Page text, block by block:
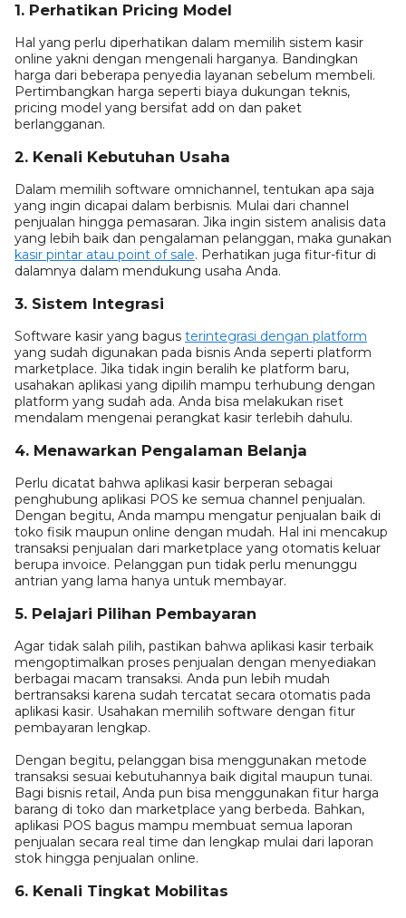
1. Perhatikan Pricing Model
Hal yang perlu diperhatikan dalam memilih sistem kasir
online yakni dengan mengenali harganya. Bandingkan
harga dari beberapa penyedia layanan sebelum membeli.
Pertimbangkan harga seperti biaya dukungan teknis,
pricing model yang bersifat add on dan paket
berlangganan.
2. Kenali Kebutuhan Usaha
Dalam memilih software omnichannel, tentukan apa saja
yang ingin dicapai dalam berbisnis. Mulai dari channel
penjualan hingga pemasaran. Jika ingin sistem analisis data
yang lebih baik dan pengalaman pelanggan, maka gunakan
kasir pintar atau point of sale. Perhatikan juga fitur-fitur di
dalamnya dalam mendukung usaha Anda.
3. Sistem Integrasi
Software kasir yang bagus terintegrasi dengan platform
yang sudah digunakan pada bisnis Anda seperti platform
marketplace. Jika tidak ingin beralih ke platform baru,
usahakan aplikasi yang dipilih mampu terhubung dengan
platform yang sudah ada. Anda bisa melakukan riset
mendalam mengenai perangkat kasir terlebih dahulu.
4. Menawarkan Pengalaman Belanja
Perlu dicatat bahwa aplikasi kasir berperan sebagai
penghubung aplikasi POS ke semua channel penjualan.
Dengan begitu, Anda mampu mengatur penjualan baik di
toko fisik maupun online dengan mudah. Hal ini mencakup
transaksi penjualan dari marketplace yang otomatis keluar
berupa invoice. Pelanggan pun tidak perlu menunggu
antrian yang lama hanya untuk membayar.
5. Pelajari Pilihan Pembayaran
Agar tidak salah pilih, pastikan bahwa aplikasi kasir terbaik
mengoptimalkan proses penjualan dengan menyediakan
berbagai macam transaksi. Anda pun lebih mudah
bertransaksi karena sudah tercatat secara otomatis pada
aplikasi kasir. Usahakan memilih software dengan fitur
pembayaran lengkap.
Dengan begitu, pelanggan bisa menggunakan metode
transaksi sesuai kebutuhannya baik digital maupun tunai.
Bagi bisnis retail, Anda pun bisa menggunakan fitur harga
barang di toko dan marketplace yang berbeda. Bahkan,
aplikasi POS bagus mampu membuat semua laporan
penjualan secara real time dan lengkap mulai dari laporan
stok hingga penjualan online.
6. Kenali Tingkat Mobilitas